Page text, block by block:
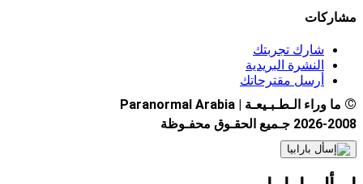
مشاركات
شارك تجربتك
النشرة البريدية
أرسل مقترحاتك
© ما وراء الـطـبـيعـة | Paranormal Arabia
2026-2008 جـميع الحقـوق محفـوظة